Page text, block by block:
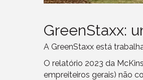
GreenStaxx:
A GreenStaxx está
O relatório 2023 da
empreiteiros gerais) não